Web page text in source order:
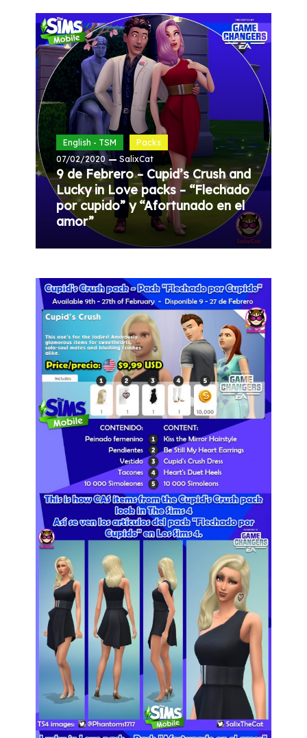
English - TSM
Packs
07/02/2020
SalixCat
9 de Febrero – Cupid’s Crush and
Lucky in Love packs – “Flechado
por cupido” y “Afortunado en el
amor”